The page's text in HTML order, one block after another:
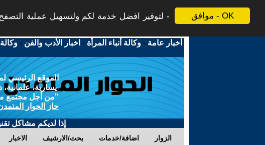
موافق - OK
لتوفير افضل خدمة لكم ولتسهيل عملية
أخبار عامة -وكالة أنباء المرأة - اخبار الأدب والفن -وكالة
الموقع الرئيسي
يسارية،
"من أجل مجتمع
حاز الحوار
إذا لديكم مشاكل
الاخبار بحث/الارشيف اضافة/خدمات الزوار